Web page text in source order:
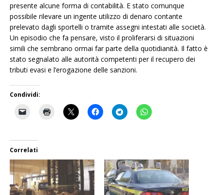
presente alcune forma di contabilità. E stato comunque
possibile rilevare un ingente utilizzo di denaro contante
prelevato dagli sportelli o tramite assegni intestati alle società.
Un episodio che fa pensare, visto il proliferarsi di situazioni
simili che sembrano ormai far parte della quotidianità. Il fatto è
stato segnalato alle autorità competenti per il recupero dei
tributi evasi e l’erogazione delle sanzioni.
Condividi:
Correlati